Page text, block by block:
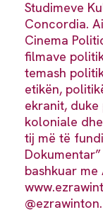
Studimeve
Concordia.
Cinema
filmave
temash
etikën,
ekranit,
koloniale
tij më të
bashkuar me
@ezrawinton.